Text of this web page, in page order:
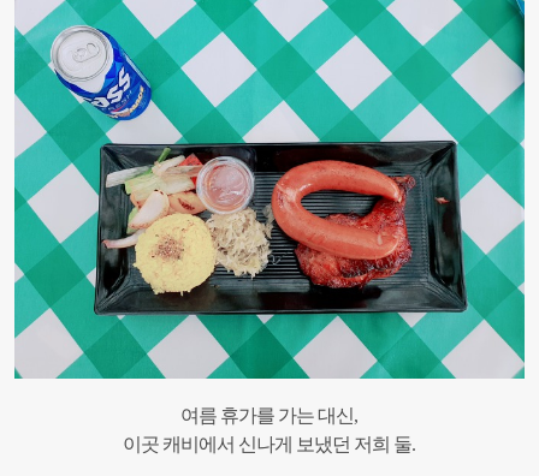
여름 휴가를 가는 대신,
이곳 캐비에서 신나게 보냈던 저희 둘.